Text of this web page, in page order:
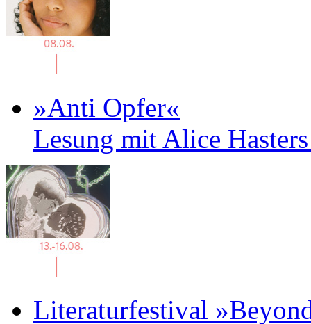
»Anti Opfer«
Lesung mit Alice
Literaturfestival